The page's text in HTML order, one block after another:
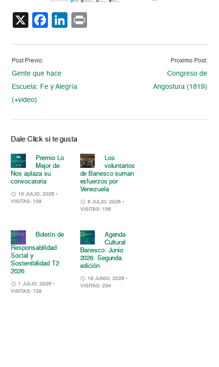
X Facebook
LinkedIn
Post Previo:
Gente que hace
Escuela: Fe y Alegría
(+video)
Proximo Post:
Congreso de
Angostura (1819)
Dale Click si te gusta
Premio Lo
Mejor de
Nos aplaza su
convocatoria
10 JULIO, 2026 •
VISITAS: 109
Los
voluntarios
de Banesco suman
esfuerzos por
Venezuela
6 JULIO, 2026 •
VISITAS: 156
Boletín de
Responsabilidad
Social y
Sostenibilidad T2
2026
1 JULIO, 2026 •
VISITAS: 129
Agenda
Cultural
Banesco. Junio
2026. Segunda
edición
19 JUNIO, 2026 •
VISITAS: 234